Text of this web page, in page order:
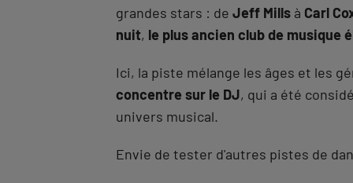
grandes stars : de Jeff Mills à Carl
nuit, le plus ancien club de musique
Ici, la piste mélange les âges et les
concentre sur le DJ, qui a été
univers musical.
Envie de tester d'autres pistes de